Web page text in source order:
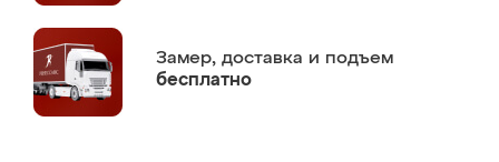
Замер, доставка и подъем
бесплатно